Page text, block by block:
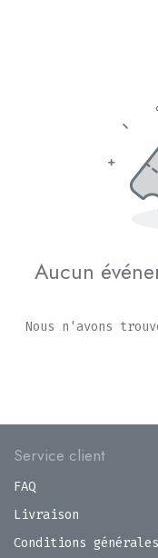
Aucun
Nous n'avons
Service client
FAQ
Livraison
Conditions